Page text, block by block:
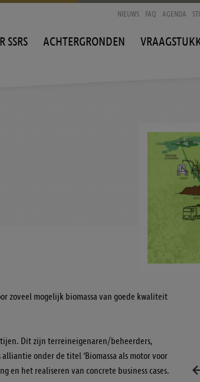
NIEUWS FAQ AGENDA
SSRS ACHTERGRONDEN
zoveel mogelijk biomassa van goede kwaliteit
Dit zijn terreineigenaren/beheerders,
onder de titel ‘Biomassa als motor voor
en het realiseren van concrete business cases.